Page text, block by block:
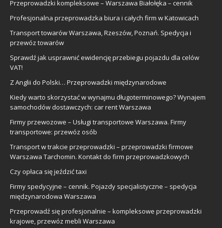
Przeprowadzki kompleksowe – Warszawa Białołęka – cennik
Profesjonalna przeprowadzka biura i całych firm w Katowicach
Transport towarów Warszawa, Rzeszów, Poznań. Spedycja i
przewóz towarów
Sprawdź jak usprawnić ewidencję przebiegu pojazdu dla celów
VAT!
Z Anglii do Polski… Przeprowadzki międzynarodowe
Kiedy warto skorzystać w wynajmu długoterminowego? Wynajem
samochodów dostawczych: car rent Warszawa
Firmy przewozowe – Usługi transportowe Warszawa. Firmy
transportowe: przewóz osób
Transport w trakcie przeprowadzki – przeprowadzki firmowe
Warszawa Tarchomin. Kontakt do firm przeprowadzkowych
Czy opłaca się jeździć taxi
Firmy spedycyjne – cennik. Pojazdy specjalistyczne – spedycja
międzynarodowa Warszawa
Przeprowadź się profesjonalnie – kompleksowe przeprowadzki
krajowe, przewóz mebli Warszawa